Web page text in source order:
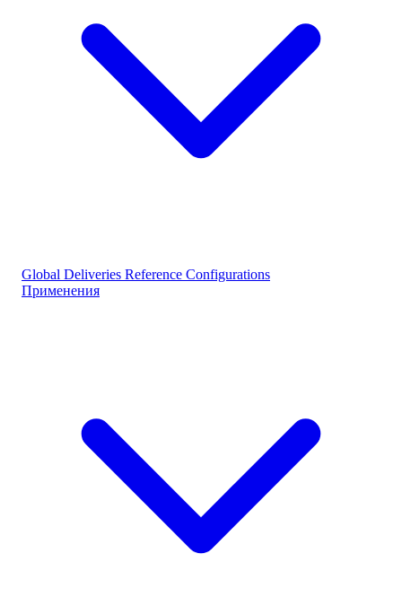
Global Deliveries Reference Configurations
Применения